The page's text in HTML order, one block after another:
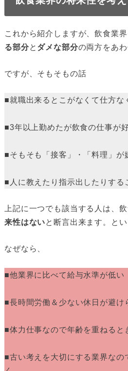
これから紹介しますが、飲食業
る部分と ダメな部分の両方をあわ
ですが、そもそもの話
■就職出来るとこがなくて仕方な
■3年以上勤めたが飲食の仕事が
■そもそも「接客」・「料理」が
■人に教えたり指示出したりする
上記に一つでも該当する人は、
来性はないと断言出来ます。と
なぜなら、
■他業界に比べて給与水準が低い
■長時間労働＆少ない休日が避け
■体力仕事なので年齢を重ねると
■古い考えを大切にする業界なの